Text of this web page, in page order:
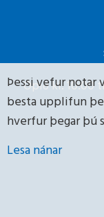
Opið kl. 10:00
Þessi vefur notar
besta upplifun
hverfur þegar þú
Lesa nánar